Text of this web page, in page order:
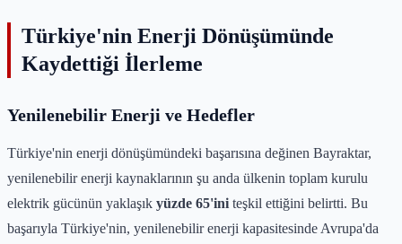
Türkiye'nin Enerji Dönüşümünde
Kaydettiği İlerleme
Yenilenebilir Enerji ve Hedefler
Türkiye'nin enerji dönüşümündeki başarısına değinen Bayraktar,
yenilenebilir enerji kaynaklarının şu anda ülkenin toplam kurulu
elektrik gücünün yaklaşık yüzde 65'ini teşkil ettiğini belirtti. Bu
başarıyla Türkiye'nin, yenilenebilir enerji kapasitesinde Avrupa'da